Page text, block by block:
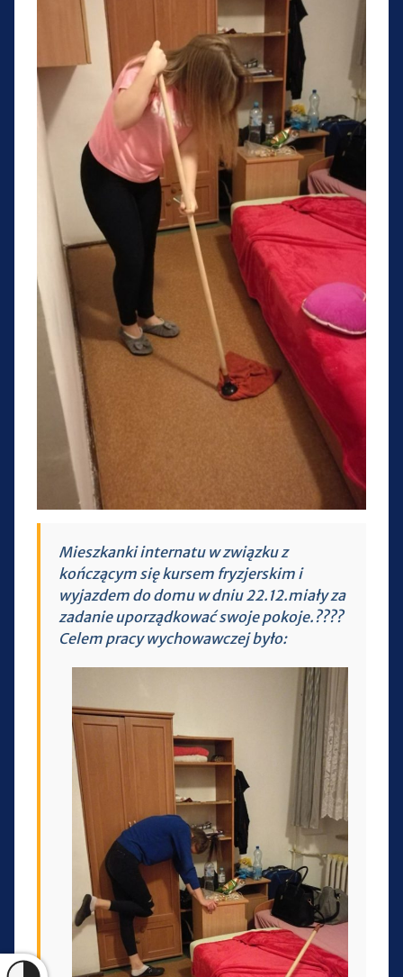
Mieszkanki internatu w związku z
kończącym się kursem fryzjerskim i
wyjazdem do domu w dniu 22.12.miały za
zadanie uporządkować swoje pokoje.????
Celem pracy wychowawczej było: